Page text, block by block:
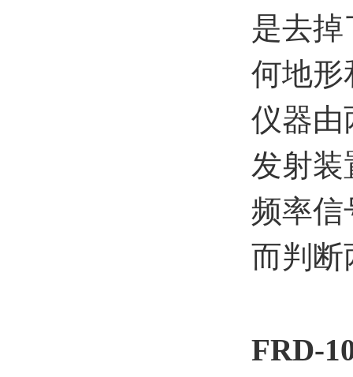
是去
何地形
仪器由
发射装
频率信
而判断
FRD-